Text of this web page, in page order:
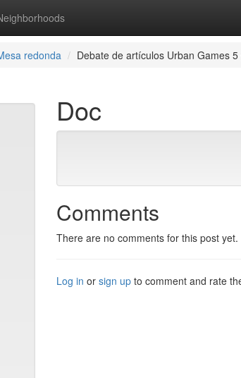
redonda Debate de artículos Urban Games
Doc
Comments
There are no comments for this post yet.
Log in or sign up to comment and rate